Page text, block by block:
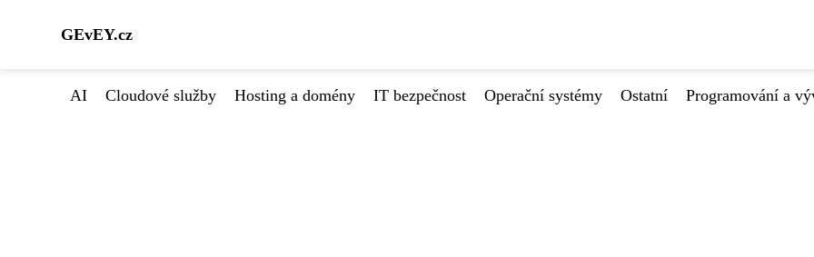
GEvEY.cz
AI Cloudové služby Hosting a domény IT bezpečnost Operační systémy Ostatní Programování a